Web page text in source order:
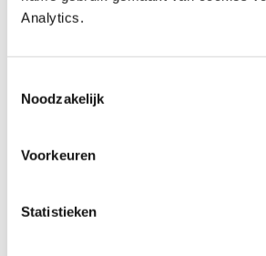
Analytics.
Noodzakelijk
Voorkeuren
Statistieken
Bohrcraft